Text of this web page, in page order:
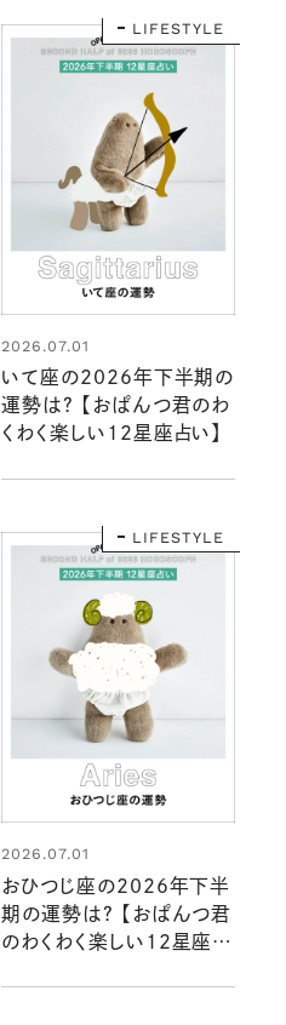
LIFESTYLE
2026.07.01
いて座の2026年下半期の
運勢は？ 【おぱんつ君のわ
くわく楽しい12星座占い】
LIFESTYLE
2026.07.01
おひつじ座の2026年下半
期の運勢は？ 【おぱんつ君
のわくわく楽しい12星座占